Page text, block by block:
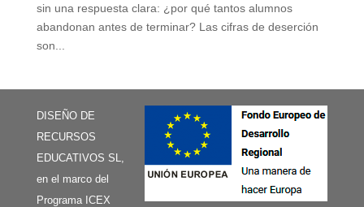
sin una respuesta clara: ¿por qué tantos alumnos
abandonan antes de terminar? Las cifras de deserción
son...
DISEÑO DE
RECURSOS
EDUCATIVOS SL,
en el marco del
Programa ICEX